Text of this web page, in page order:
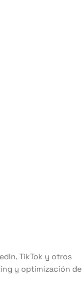
TikTok y otros
y optimización de